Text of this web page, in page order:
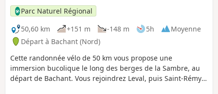
Parc Naturel Régional
50,60 km
+151 m -148 m 5h
Moyenne
Départ à Bachant (Nord)
Cette randonnée vélo de 50 km vous propose une
immersion bucolique le long des berges de la Sambre, au
départ de Bachant. Vous rejoindrez Leval, puis Saint-Rémy-